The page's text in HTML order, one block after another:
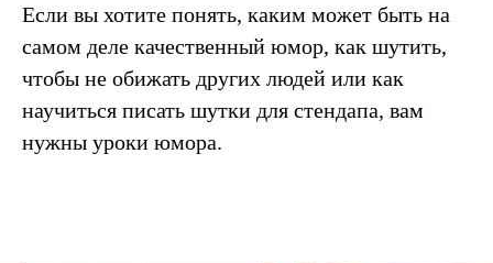
Если вы хотите понять, каким может быть на
самом деле качественный юмор, как шутить,
чтобы не обижать других людей или как
научиться писать шутки для стендапа, вам
нужны уроки юмора.